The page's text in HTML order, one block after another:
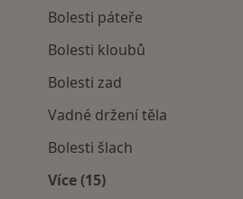
Bolesti páteře
Bolesti kloubů
Bolesti zad
Vadné držení těla
Bolesti šlach
Více (15)